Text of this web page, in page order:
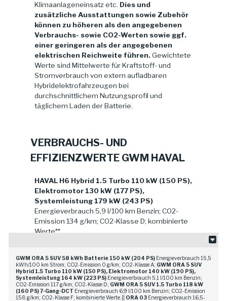
GWM ORA 5 SUV 58 kWh Batterie 150 kW (204 PS)Energieverbrauch 15,5
kWh/100 km Strom; CO2-Emission 0 g/km; CO2-Klasse A; GWM ORA 5 SUV
Hybrid 1.5 Turbo 110 kW (150 PS), Elektromotor 140 kW (190 PS),
Systemleistung 164 kW (223 PS)Energieverbrauch 5,1 l/100 km Benzin;
CO2-Emission 117 g/km; CO2-Klasse D; GWM ORA 5 SUV 1.5 Turbo 118 kW
(160 PS) 7-Gang-DCT Energieverbrauch 6,9 l/100 km Benzin; CO2-Emission
158 g/km; CO2-Klasse F; kombinierte Werte. ||
ORA 03 Energieverbrauch 16,5-
Klimaanlageneinsatz etc. Dies und
zusätzliche Ausstattungen sowie Zubehör
können zu höheren als den angegebenen
Verbrauchs- sowie CO2-Werten sowie ggf.
einer geringeren als der angegebenen
elektrischen Reichweite führen.Gewichtete
Werte sind Mittelwerte für Kraftstoff- und
Stromverbrauch von extern aufladbaren
Hybridelektrofahrzeugen bei
durchschnittlichem Nutzungsprofil und
täglichem Laden der Batterie.
VERBRAUCHS- UND
EFFIZIENZWERTE GWM HAVAL
HAVAL H6 Hybrid 1.5 Turbo 110 kW (150 PS),
Elektromotor 130 kW (177 PS),
Systemleistung 179 kW (243 PS)
Energieverbrauch 5,9 l/100 km Benzin; CO2-
Emission 134 g/km; CO2-Klasse D; kombinierte
Werte**
(177 PS) 7-Gang-DCTEnergieverbrauch 7,4
l/100 km Benzin; CO2-Emission 167 g/km; CO2-
Klasse F; kombinierte Werte.**